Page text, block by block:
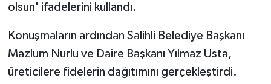
olsun' ifadelerini kullandı.
Konuşmaların ardından Salihli Belediye Başkanı
Mazlum Nurlu ve Daire Başkanı Yılmaz Usta,
üreticilere fidelerin dağıtımını gerçekleştirdi.